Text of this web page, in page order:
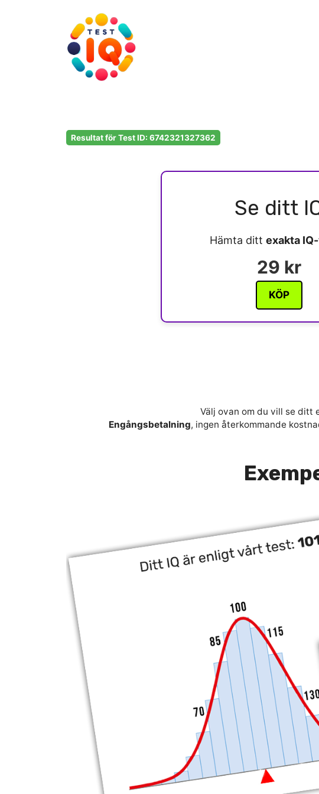
Resultat för Test ID: 6742321327362
Se ditt
Hämta ditt exakta
29 kr
KÖP
Välj ovan om du vill se ditt
Engångsbetalning, ingen återkommande